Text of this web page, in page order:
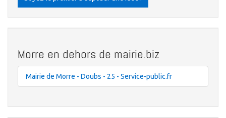
Morre en dehors de mairie.biz
Mairie de Morre - Doubs - 25 - Service-public.fr